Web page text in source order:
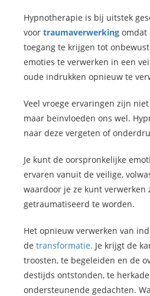
Hypnotherapie is bij uitstek
voor traumaverwerking omdat
toegang te krijgen tot
emoties te verwerken in een
oude indrukken opnieuw te
Veel vroege ervaringen zijn
maar beïnvloeden ons wel.
naar deze vergeten of
Je kunt de oorspronkelijke
ervaren vanuit de veilige,
waardoor je ze kunt verwerken
getraumatiseerd te worden.
Het opnieuw verwerken van
de transformatie. Je krijgt de
troosten, te begeleiden en de
destijds ontstonden, te
ondersteunende gedachten.